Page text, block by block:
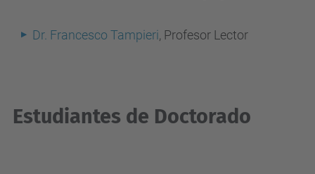
Dr. Francesco Tampieri, Profesor Lector
Estudiantes de Doctorado